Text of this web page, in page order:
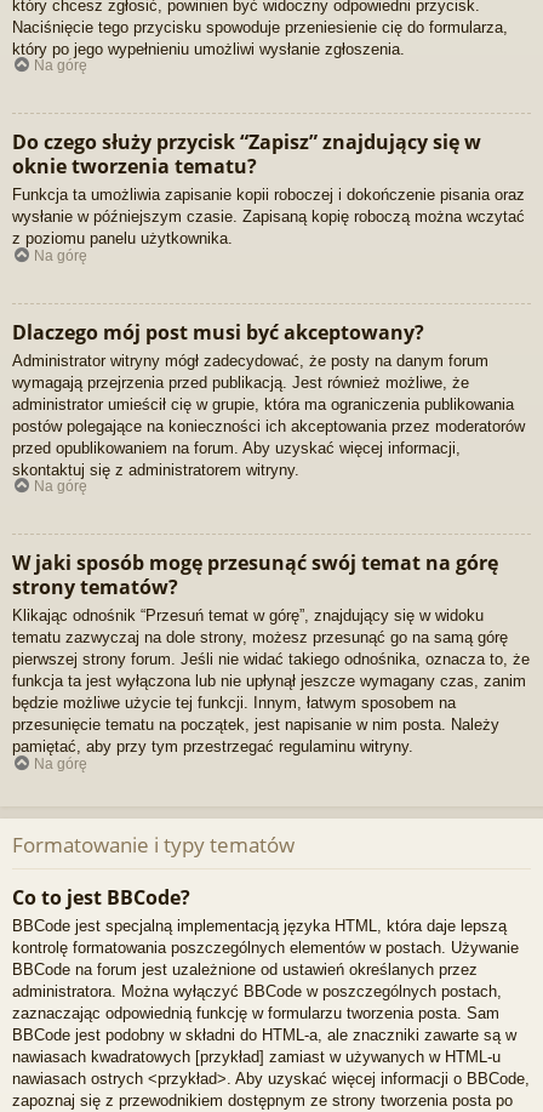
który chcesz zgłosić, powinien być widoczny odpowiedni przycisk.
Naciśnięcie tego przycisku spowoduje przeniesienie cię do formularza,
który po jego wypełnieniu umożliwi wysłanie zgłoszenia.
Na górę
Do czego służy przycisk “Zapisz” znajdujący się w
oknie tworzenia tematu?
Funkcja ta umożliwia zapisanie kopii roboczej i dokończenie pisania oraz
wysłanie w późniejszym czasie. Zapisaną kopię roboczą można wczytać
z poziomu panelu użytkownika.
Na górę
Dlaczego mój post musi być akceptowany?
Administrator witryny mógł zadecydować, że posty na danym forum
wymagają przejrzenia przed publikacją. Jest również możliwe, że
administrator umieścił cię w grupie, która ma ograniczenia publikowania
postów polegające na konieczności ich akceptowania przez moderatorów
przed opublikowaniem na forum. Aby uzyskać więcej informacji,
skontaktuj się z administratorem witryny.
Na górę
W jaki sposób mogę przesunąć swój temat na górę
strony tematów?
Klikając odnośnik “Przesuń temat w górę”, znajdujący się w widoku
tematu zazwyczaj na dole strony, możesz przesunąć go na samą górę
pierwszej strony forum. Jeśli nie widać takiego odnośnika, oznacza to, że
funkcja ta jest wyłączona lub nie upłynął jeszcze wymagany czas, zanim
będzie możliwe użycie tej funkcji. Innym, łatwym sposobem na
przesunięcie tematu na początek, jest napisanie w nim posta. Należy
pamiętać, aby przy tym przestrzegać regulaminu witryny.
Na górę
Formatowanie i typy tematów
Co to jest BBCode?
BBCode jest specjalną implementacją języka HTML, która daje lepszą
kontrolę formatowania poszczególnych elementów w postach. Używanie
BBCode na forum jest uzależnione od ustawień określanych przez
administratora. Można wyłączyć BBCode w poszczególnych postach,
zaznaczając odpowiednią funkcję w formularzu tworzenia posta. Sam
BBCode jest podobny w składni do HTML-a, ale znaczniki zawarte są w
nawiasach kwadratowych [przykład] zamiast w używanych w HTML-u
nawiasach ostrych <przykład>. Aby uzyskać więcej informacji o BBCode,
zapoznaj się z przewodnikiem dostępnym ze strony tworzenia posta po